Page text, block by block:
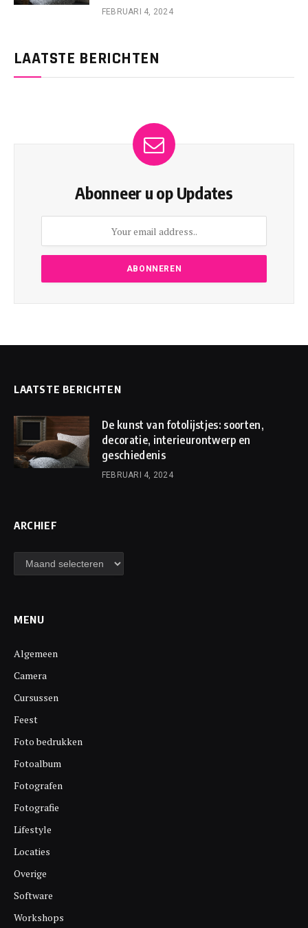
FEBRUARI 4, 2024
LAATSTE BERICHTEN
Abonneer u op Updates
LAATSTE BERICHTEN
De kunst van fotolijstjes: soorten,
decoratie, interieurontwerp en
geschiedenis
FEBRUARI 4, 2024
ARCHIEF
Archief
MENU
Algemeen
Camera
Cursussen
Feest
Foto bedrukken
Fotoalbum
Fotografen
Fotografie
Lifestyle
Locaties
Overige
Software
Workshops